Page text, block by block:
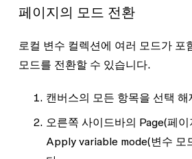
페이지의 모드 전환
로컬 변수 컬렉션에 여러 모드가 포
모드를 전환할 수 있습니다.
캔버스의 모든 항목을 선택 해
오른쪽 사이드바의 Page(페이
Apply variable mode(변수 모